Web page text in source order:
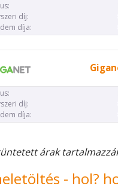
díj:
díja:
díj:
díja:
árak
- hol?